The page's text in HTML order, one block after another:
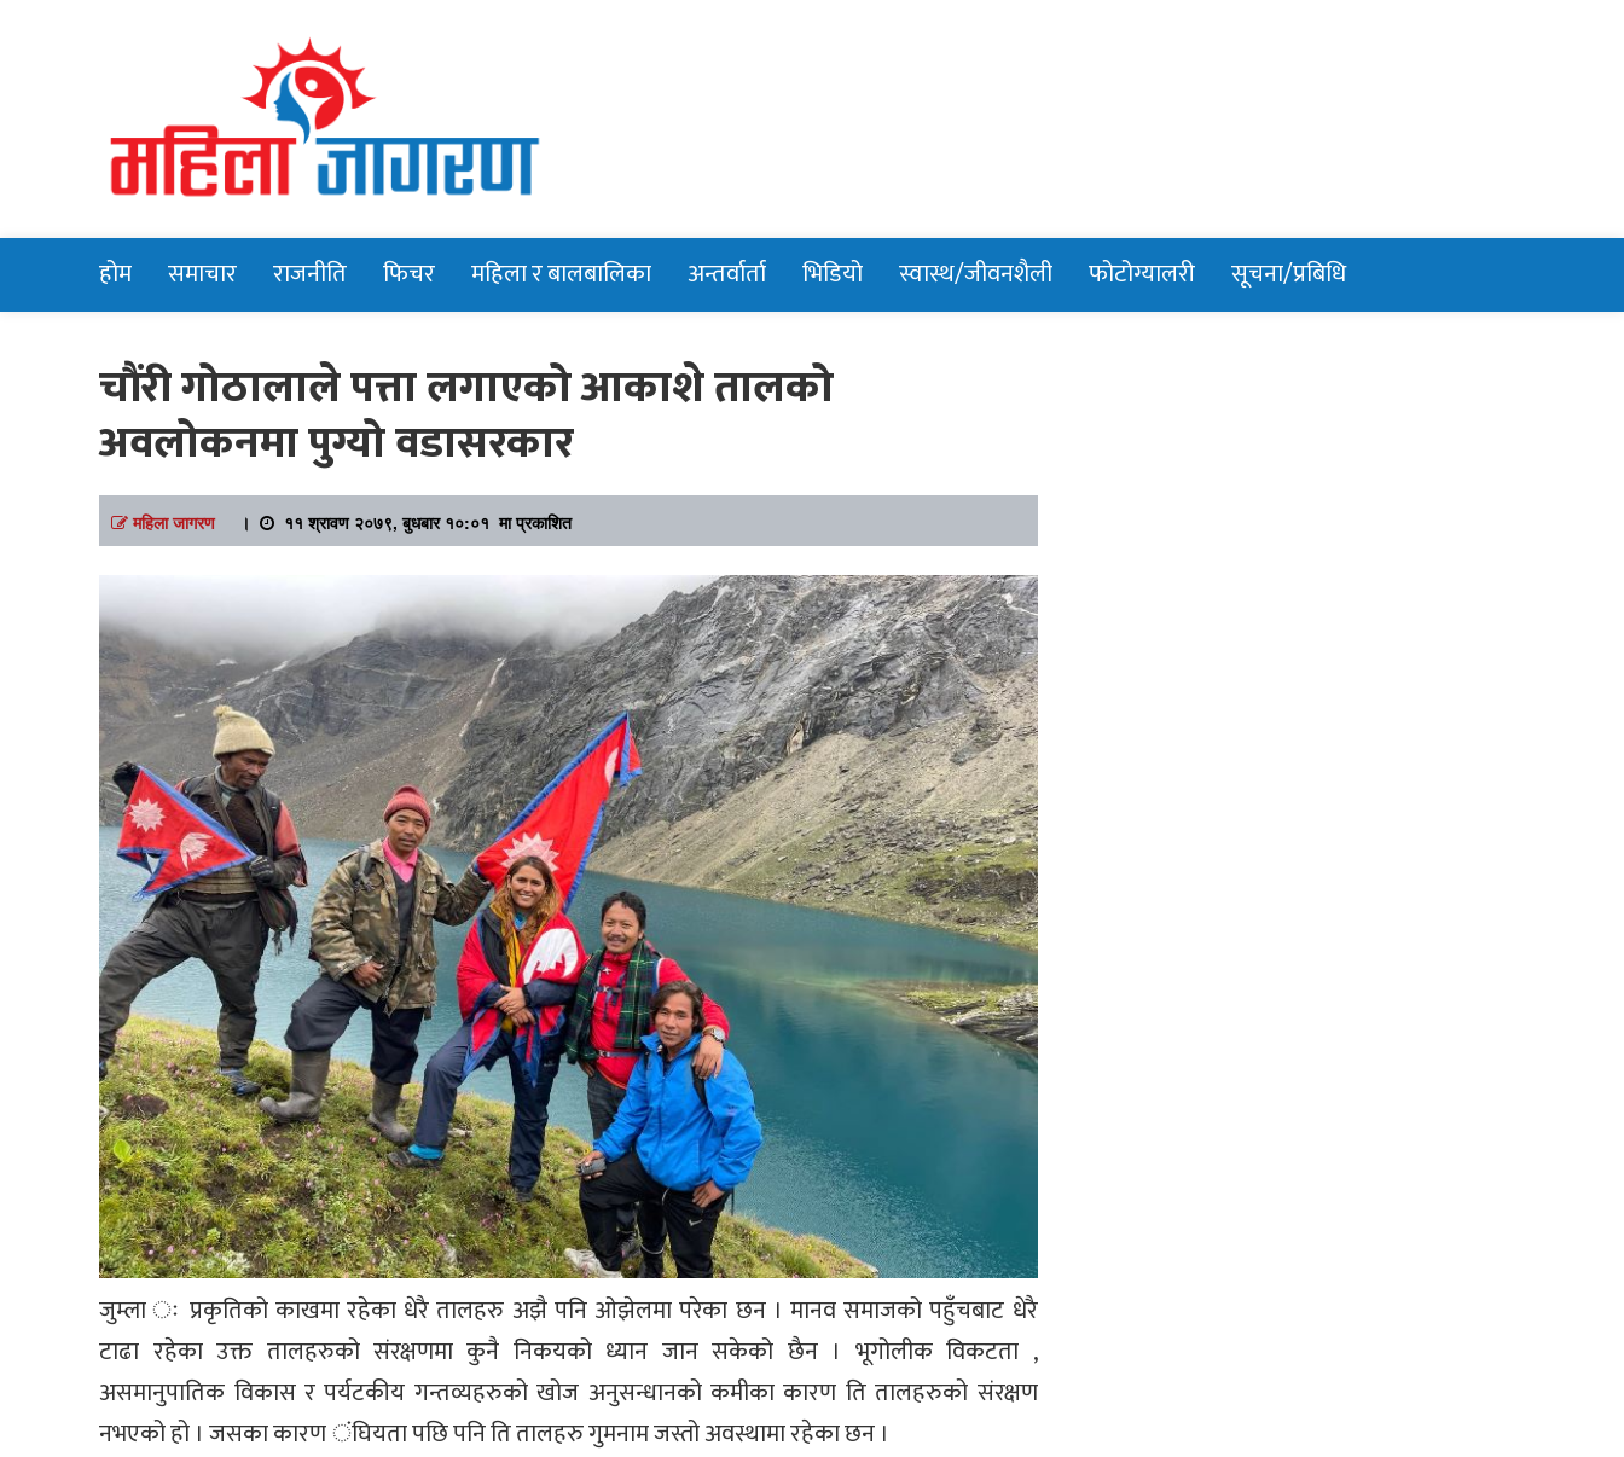
Mahilajagaran
होम समाचार राजनीति फिचर महिला र बालबालिका अन्तर्वार्ता भिडियो स्वास्थ/जीवनशैली फोटोग्यालरी सूचना/प्रबिधि
चौंरी गोठालाले पत्ता लगाएको आकाशे तालको
अवलोकनमा पुग्यो वडासरकार
महिला जागरण। ११ श्रावण २०७९, बुधबार १०:०१ मा प्रकाशित
जुम्ला ः प्रकृतिको काखमा रहेका धेरै तालहरु अझै पनि ओझेलमा परेका छन । मानव समाजको पहुँचबाट धेरै
टाढा रहेका उक्त तालहरुको संरक्षणमा कुनै निकयको ध्यान जान सकेको छैन । भूगोलीक विकटता ,
असमानुपातिक विकास र पर्यटकीय गन्तव्यहरुको खोज अनुसन्धानको कमीका कारण ति तालहरुको संरक्षण
नभएको हो । जसका कारण ंघियता पछि पनि ति तालहरु गुमनाम जस्तो अवस्थामा रहेका छन ।